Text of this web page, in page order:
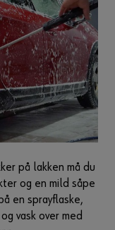
på lakken må du
og en mild såpe
en sprayflaske,
vask over med